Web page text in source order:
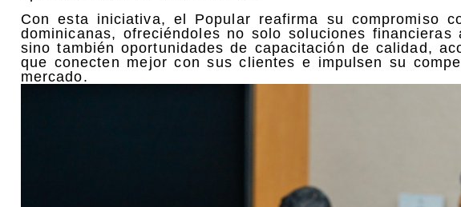
Con esta iniciativa, el Popular reafirma su compromiso
dominicanas, ofreciéndoles no solo soluciones financieras
sino también oportunidades de capacitación de calidad,
que conecten mejor con sus clientes e impulsen su
mercado.